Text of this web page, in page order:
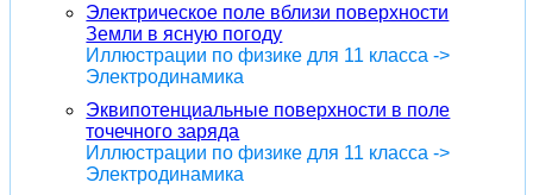
Электрическое поле вблизи поверхности
Земли в ясную погоду
Иллюстрации по физике для 11 класса ->
Электродинамика
Эквипотенциальные поверхности в поле
точечного заряда
Иллюстрации по физике для 11 класса ->
Электродинамика